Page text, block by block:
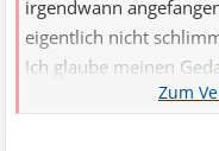
irgendwann
eigentlich nicht
Ich glaube meinen
nichts dagegen. Also